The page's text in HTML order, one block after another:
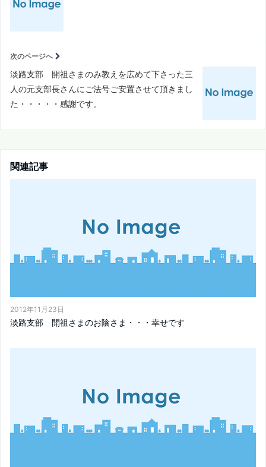
次のページへ
淡路支部 開祖さまのみ教えを広めて下さった三
人の元支部長さんにご法号ご安置させて頂きまし
た・・・・・感謝です。
関連記事
2012年11月23日
淡路支部 開祖さまのお陰さま・・・幸せです